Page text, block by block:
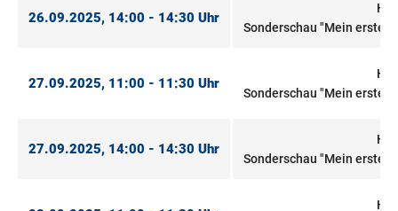
26.09.2025, 14:00 - 14:30 Uhr
Sonderschau "Mein erstes
27.09.2025, 11:00 - 11:30 Uhr
Sonderschau "Mein erstes
27.09.2025, 14:00 - 14:30 Uhr
Sonderschau "Mein erstes